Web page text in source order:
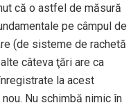
că o astfel de măsură
pe câmpul de
(de sisteme de rachetă
câteva ţări are ca
la acest
Nu schimbă nimic în